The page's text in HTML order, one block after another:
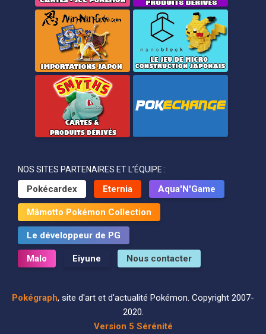
NOS SITES PARTENAIRES ET L’ÉQUIPE :
Pokécardex Eternia Aqua'N'Game
Mâmotto Pokémon Collection
Le développeur de PG
Malo Eiyune Nous contacter
Pokégraph, site d'art et d'actualité Pokémon. Copyright 2007-
2020.
Version 5 Sérénité